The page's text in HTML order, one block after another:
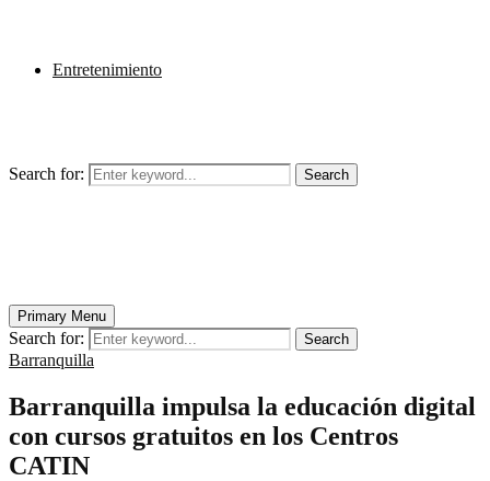
Entretenimiento
Search for: Search
Primary Menu
Search for: Search
Barranquilla
Barranquilla impulsa la educación digital
con cursos gratuitos en los Centros
CATIN